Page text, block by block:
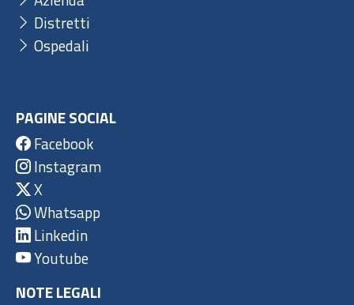
Distretti
Ospedali
PAGINE SOCIAL
Facebook
Instagram
X
Whatsapp
Linkedin
Youtube
NOTE LEGALI